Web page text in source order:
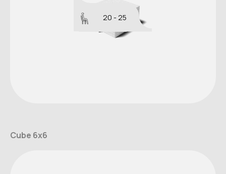
20 - 25
Cube 6x6